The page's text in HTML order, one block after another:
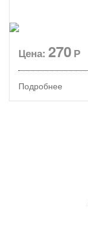
Цена: 270 Р
Подробнее